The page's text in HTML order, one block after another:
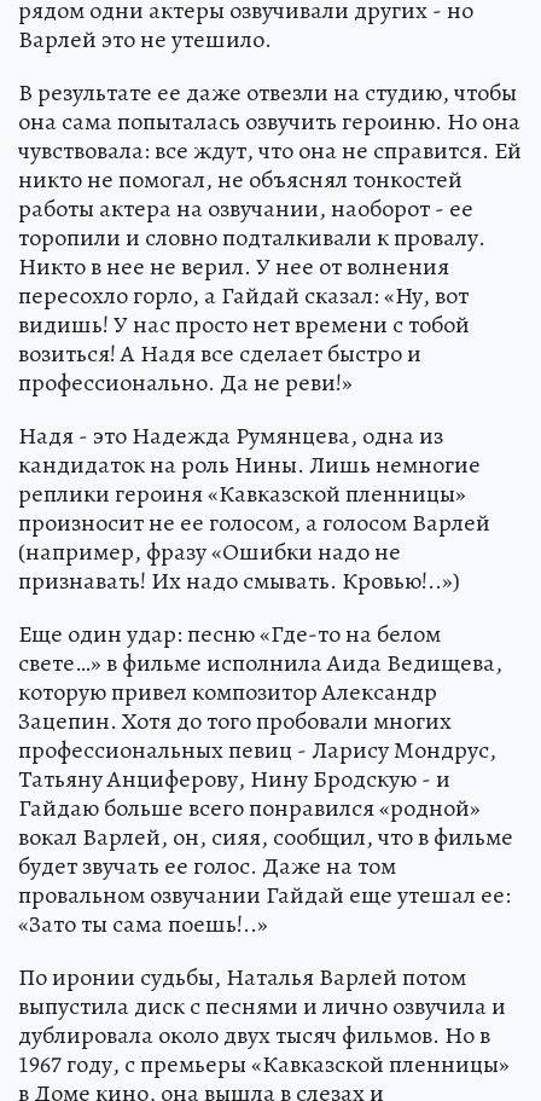
рядом одни актеры озвучивали других - но
Варлей это не утешило.
В результате ее даже отвезли на студию, чтобы
она сама попыталась озвучить героиню. Но она
чувствовала: все ждут, что она не справится. Ей
никто не помогал, не объяснял тонкостей
работы актера на озвучании, наоборот - ее
торопили и словно подталкивали к провалу.
Никто в нее не верил. У нее от волнения
пересохло горло, а Гайдай сказал: «Ну, вот
видишь! У нас просто нет времени с тобой
возиться! А Надя все сделает быстро и
профессионально. Да не реви!»
Надя - это Надежда Румянцева, одна из
кандидаток на роль Нины. Лишь немногие
реплики героиня «Кавказской пленницы»
произносит не ее голосом, а голосом Варлей
(например, фразу «Ошибки надо не
признавать! Их надо смывать. Кровью!..»)
Еще один удар: песню «Где-то на белом
свете…» в фильме исполнила Аида Ведищева,
которую привел композитор Александр
Зацепин. Хотя до того пробовали многих
профессиональных певиц - Ларису Мондрус,
Татьяну Анциферову, Нину Бродскую - и
Гайдаю больше всего понравился «родной»
вокал Варлей, он, сияя, сообщил, что в фильме
будет звучать ее голос. Даже на том
провальном озвучании Гайдай еще утешал ее:
«Зато ты сама поешь!..»
По иронии судьбы, Наталья Варлей потом
выпустила диск с песнями и лично озвучила и
дублировала около двух тысяч фильмов. Но в
1967 году, с премьеры «Кавказской пленницы»
в Доме кино, она вышла в слезах и